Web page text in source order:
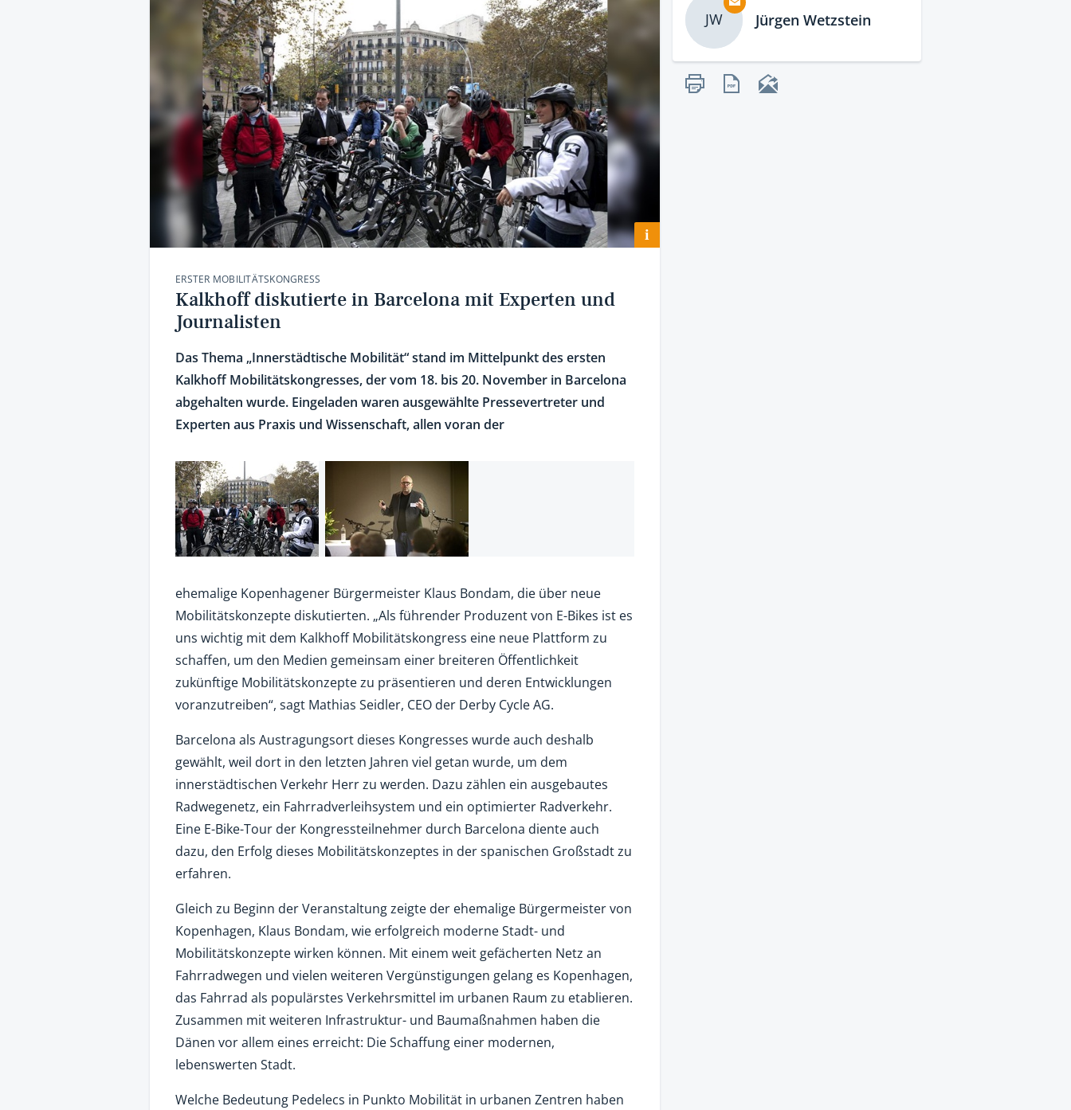
i
ERSTER MOBILITÄTSKONGRESS
Kalkhoff diskutierte in Barcelona mit Experten und
Journalisten
Das Thema „Innerstädtische Mobilität“ stand im Mittelpunkt des ersten
Kalkhoff Mobilitätskongresses, der vom 18. bis 20. November in Barcelona
abgehalten wurde. Eingeladen waren ausgewählte Pressevertreter und
Experten aus Praxis und Wissenschaft, allen voran der
ehemalige Kopenhagener Bürgermeister Klaus Bondam, die über neue
Mobilitätskonzepte diskutierten. „Als führender Produzent von E-Bikes ist es
uns wichtig mit dem Kalkhoff Mobilitätskongress eine neue Plattform zu
schaffen, um den Medien gemeinsam einer breiteren Öffentlichkeit
zukünftige Mobilitätskonzepte zu präsentieren und deren Entwicklungen
voranzutreiben“, sagt Mathias Seidler, CEO der Derby Cycle AG.
Barcelona als Austragungsort dieses Kongresses wurde auch deshalb
gewählt, weil dort in den letzten Jahren viel getan wurde, um dem
innerstädtischen Verkehr Herr zu werden. Dazu zählen ein ausgebautes
Radwegenetz, ein Fahrradverleihsystem und ein optimierter Radverkehr.
Eine E-Bike-Tour der Kongressteilnehmer durch Barcelona diente auch
dazu, den Erfolg dieses Mobilitätskonzeptes in der spanischen Großstadt zu
erfahren.
Gleich zu Beginn der Veranstaltung zeigte der ehemalige Bürgermeister von
Kopenhagen, Klaus Bondam, wie erfolgreich moderne Stadt- und
Mobilitätskonzepte wirken können. Mit einem weit gefächerten Netz an
Fahrradwegen und vielen weiteren Vergünstigungen gelang es Kopenhagen,
das Fahrrad als populärstes Verkehrsmittel im urbanen Raum zu etablieren.
Zusammen mit weiteren Infrastruktur- und Baumaßnahmen haben die
Dänen vor allem eines erreicht: Die Schaffung einer modernen,
lebenswerten Stadt.
Welche Bedeutung Pedelecs in Punkto Mobilität in urbanen Zentren haben
JW Jürgen Wetzstein